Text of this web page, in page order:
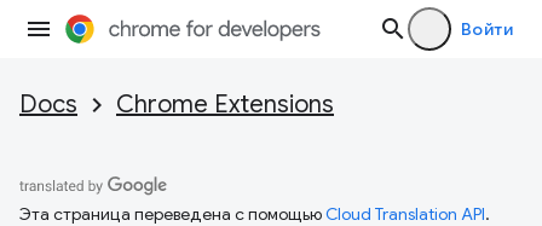
Войти
Docs Chrome Extensions
Эта страница переведена с помощьюCloud Translation API.